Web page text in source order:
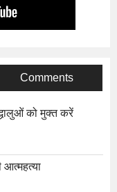
Comments
को मुक्त करें